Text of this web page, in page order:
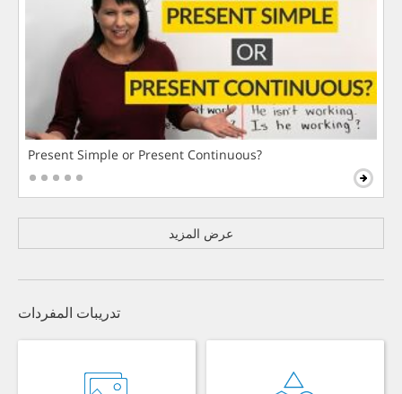
Present Simple or Present Continuous?
عرض المزيد
تدريبات المفردات